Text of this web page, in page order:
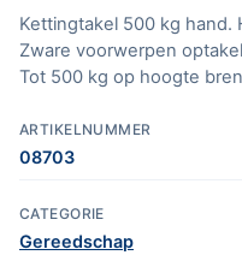
Kettingtakel 500 kg hand.
Zware voorwerpen
Tot 500 kg op hoogte
ARTIKELNUMMER
08703
CATEGORIE
Gereedschap